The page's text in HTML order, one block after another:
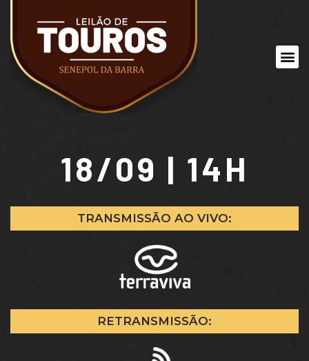
18/09 | 14H
TRANSMISSÃO AO VIVO:
RETRANSMISSÃO: